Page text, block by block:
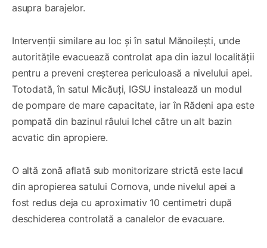
asupra barajelor.
Intervenții similare au loc și în satul Mănoilești, unde
autoritățile evacuează controlat apa din iazul localității
pentru a preveni creșterea periculoasă a nivelului apei.
Totodată, în satul Micăuți, IGSU instalează un modul
de pompare de mare capacitate, iar în Rădeni apa este
pompată din bazinul râului Ichel către un alt bazin
acvatic din apropiere.
O altă zonă aflată sub monitorizare strictă este lacul
din apropierea satului Cornova, unde nivelul apei a
fost redus deja cu aproximativ 10 centimetri după
deschiderea controlată a canalelor de evacuare.